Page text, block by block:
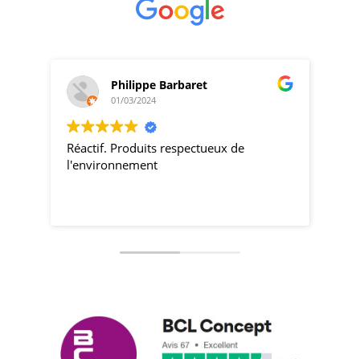
Philippe Barbaret
01/03/2024
Réactif. Produits respectueux de
l'environnement